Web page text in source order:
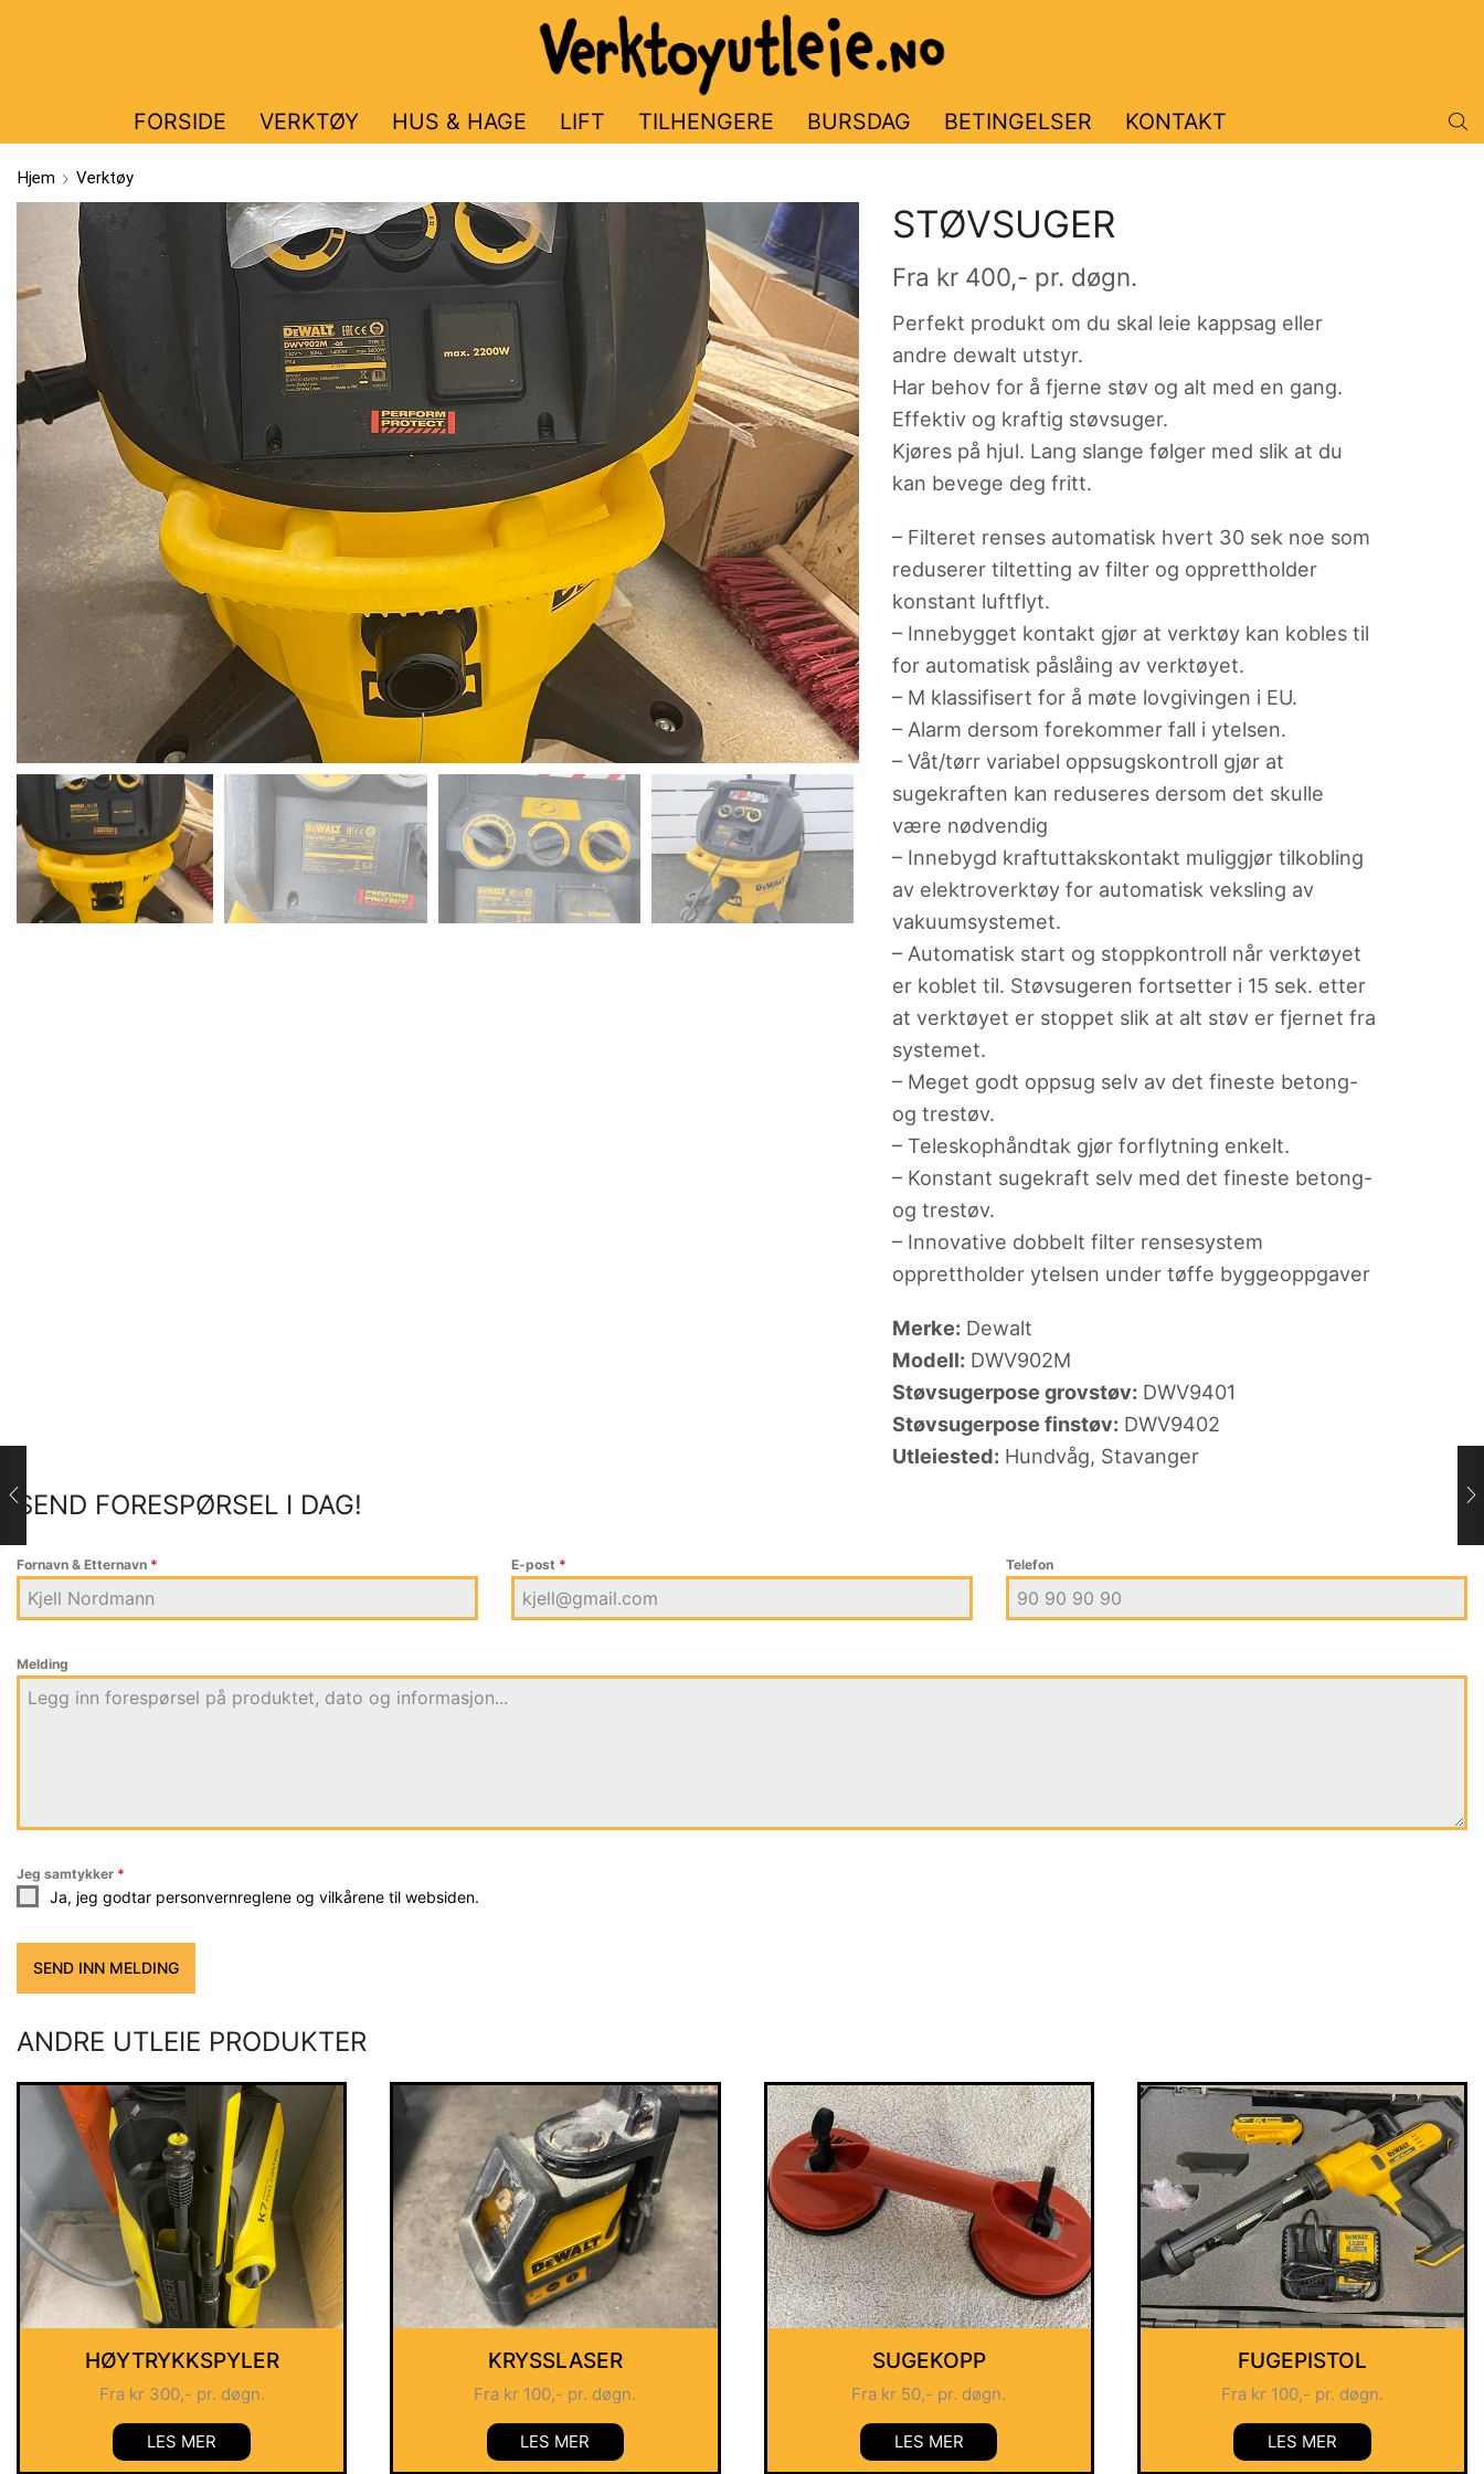
FORSIDE VERKTØY HUS & HAGE LIFT TILHENGERE BURSDAG BETINGELSER KONTAKT
Hjem Verktøy
STØVSUGER
Fra kr400,- pr. døgn.
Perfekt produkt om du skal leie kappsag eller
andre dewalt utstyr.
Har behov for å fjerne støv og alt med en gang.
Effektiv og kraftig støvsuger.
Kjøres på hjul. Lang slange følger med slik at du
kan bevege deg fritt.
– Filteret renses automatisk hvert 30 sek noe som
reduserer tiltetting av filter og opprettholder
konstant luftflyt.
– Innebygget kontakt gjør at verktøy kan kobles til
for automatisk påslåing av verktøyet.
– M klassifisert for å møte lovgivingen i EU.
– Alarm dersom forekommer fall i ytelsen.
– Våt/tørr variabel oppsugskontroll gjør at
sugekraften kan reduseres dersom det skulle
være nødvendig
– Innebygd kraftuttakskontakt muliggjør tilkobling
av elektroverktøy for automatisk veksling av
vakuumsystemet.
– Automatisk start og stoppkontroll når verktøyet
er koblet til. Støvsugeren fortsetter i 15 sek. etter
at verktøyet er stoppet slik at alt støv er fjernet fra
systemet.
– Meget godt oppsug selv av det fineste betong-
og trestøv.
– Teleskophåndtak gjør forflytning enkelt.
– Konstant sugekraft selv med det fineste betong-
og trestøv.
– Innovative dobbelt filter rensesystem
opprettholder ytelsen under tøffe byggeoppgaver
Merke: Dewalt
Modell: DWV902M
Støvsugerpose grovstøv: DWV9401
Støvsugerpose finstøv: DWV9402
Utleiested: Hundvåg, Stavanger
SEND FORESPØRSEL I DAG!
Fornavn & Etternavn * E-post * Telefon
Melding
Jeg samtykker *
Ja, jeg godtar personvernreglene og vilkårene til websiden.
SEND INN MELDING
ANDRE UTLEIE PRODUKTER
HØYTRYKKSPYLER
Fra kr300,- pr. døgn.
LES MER
KRYSSLASER
Fra kr 100,- pr. døgn.
LES MER
SUGEKOPP
Fra kr 50,- pr. døgn.
LES MER
FUGEPISTOL
Fra kr100,- pr. døgn.
LES MER